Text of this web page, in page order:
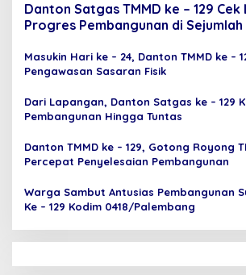
Danton Satgas TMMD ke – 129 Cek
Progres Pembangunan di Sejumlah
Masukin Hari ke – 24, Danton TMMD ke –
Pengawasan Sasaran Fisik
Dari Lapangan, Danton Satgas ke – 129
Pembangunan Hingga Tuntas
Danton TMMD ke – 129, Gotong Royong
Percepat Penyelesaian Pembangunan
Warga Sambut Antusias Pembangunan
Ke – 129 Kodim 0418/Palembang